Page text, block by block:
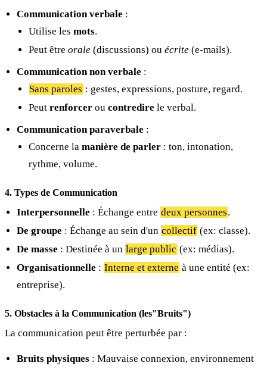
Communication verbale :
Utilise les mots.
Peut être orale (discussions) ou écrite (e-mails).
Communication non verbale :
Sans paroles : gestes, expressions, posture, regard.
Peut renforcer ou contredire le verbal.
Communication paraverbale :
Concerne la manière de parler : ton, intonation,
rythme, volume.
4. Types de Communication
Interpersonnelle : Échange entre deux personnes.
De groupe : Échange au sein d'un collectif (ex: classe).
De masse : Destinée à un large public (ex: médias).
Organisationnelle : Interne et externe à une entité (ex:
entreprise).
5. Obstacles à la Communication (les"Bruits")
La communication peut être perturbée par :
Bruits physiques : Mauvaise connexion, environnement